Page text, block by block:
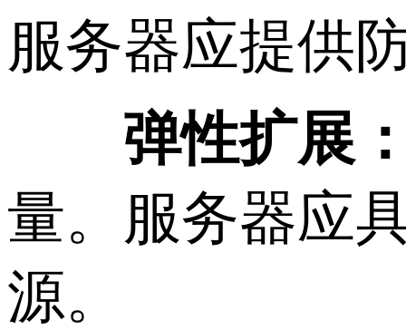
服务器应提供
弹性扩展
量。服务器应
源。